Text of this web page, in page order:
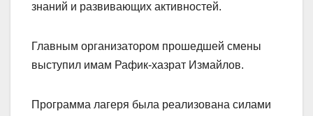
знаний и развивающих активностей.
Главным организатором прошедшей смены
выступил имам Рафик-хазрат Измайлов.
Программа лагеря была реализована силами